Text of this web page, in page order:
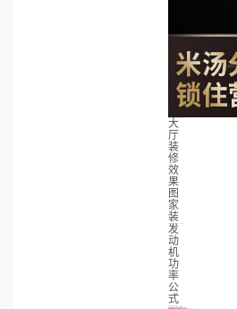
大
厅
装
修
效
果
图
家
装
发
动
机
功
率
公
式